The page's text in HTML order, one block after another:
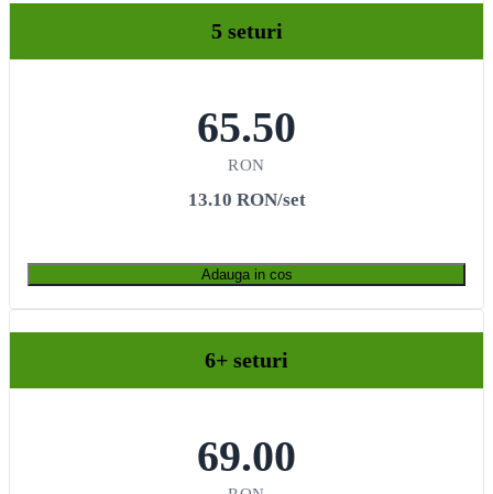
5 seturi
65.50
RON
13.10 RON/set
Adauga in cos
6+ seturi
69.00